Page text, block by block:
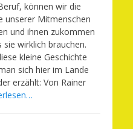
können wir die
unserer Mitmenschen
und ihnen zukommen
sie wirklich brauchen.
kleine Geschichte
sich hier im Lande
erzählt: Von Rainer